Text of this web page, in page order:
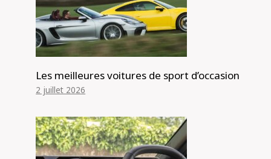
Les meilleures voitures de sport d’occasion
2 juillet 2026